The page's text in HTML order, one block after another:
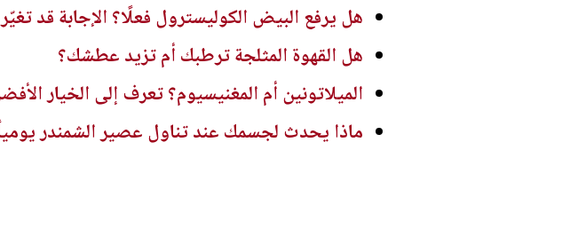
هل يرفع البيض الكوليسترول فعلًا؟ الإجابة قد
هل القهوة المثلجة ترطبك أم تزيد عطشك؟
الميلاتونين أم المغنيسيوم؟ تعرف إلى الخيار
ماذا يحدث لجسمك عند تناول عصير الشمندر